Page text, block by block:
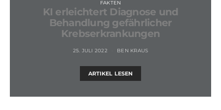
FAKTEN
KI erleichtert Diagnose und
Behandlung gefährlicher
Krebserkrankungen
25. JULI 2022 BEN KRAUS
ARTIKEL LESEN